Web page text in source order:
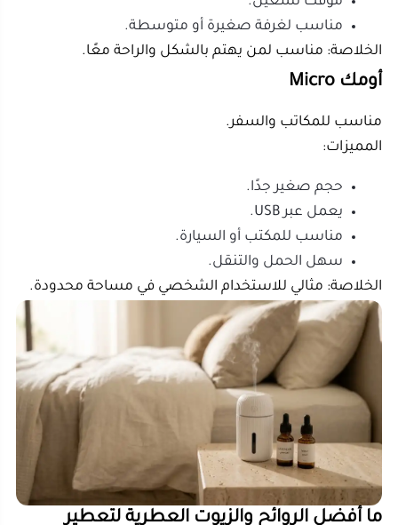
المنزل؟
أفضل الروائح تختلف حسب الغرفة والغرض. لا توجد رائحة
واحدة تناسب جميع الأماكن؛ فالمطبخ يحتاج روائح نظيفة،
حضورًا.
يمكن استخدام زيوت عطرية مثل اللافندر، النعناع، الليمون،
الانتشار.
اقتراحات حسب الغرفة:
اللافندر
مناسب لغرف النوم.
يمنح إحساسًا بالهدوء.
رائحته ناعمة وغير حادة.
النعناع
مناسب للمكاتب وغرف الدراسة.
يمنح انتعاشًا واضحًا.
يساعد على خلق أجواء نشيطة.
الليمون وشجرة الشاي